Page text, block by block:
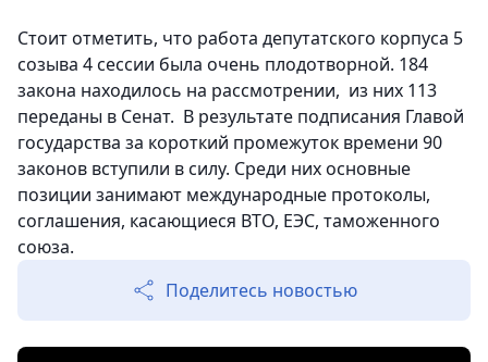
Стоит отметить, что работа депутатского корпуса 5
созыва 4 сессии была очень плодотворной. 184
закона находилось на рассмотрении, из них 113
переданы в Сенат. В результате подписания Главой
государства за короткий промежуток времени 90
законов вступили в силу. Среди них основные
позиции занимают международные протоколы,
соглашения, касающиеся ВТО, ЕЭС, таможенного
союза.
Поделитесь новостью